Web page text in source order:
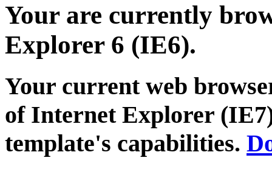
Your are currently
Explorer 6 (IE6).
Your current web
of Internet Explorer
template's capabilities.